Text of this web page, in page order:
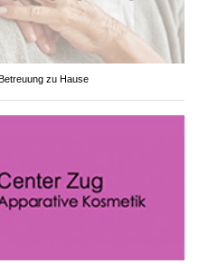
zu Hause